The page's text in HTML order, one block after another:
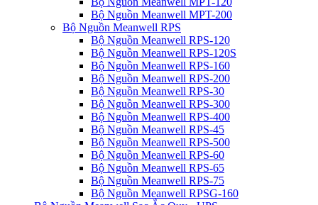
Bộ Nguồn Meanwell MPT-200
Bộ Nguồn Meanwell RPS
Bộ Nguồn Meanwell RPS-120
Bộ Nguồn Meanwell RPS-120S
Bộ Nguồn Meanwell RPS-160
Bộ Nguồn Meanwell RPS-200
Bộ Nguồn Meanwell RPS-30
Bộ Nguồn Meanwell RPS-300
Bộ Nguồn Meanwell RPS-400
Bộ Nguồn Meanwell RPS-45
Bộ Nguồn Meanwell RPS-500
Bộ Nguồn Meanwell RPS-60
Bộ Nguồn Meanwell RPS-65
Bộ Nguồn Meanwell RPS-75
Bộ Nguồn Meanwell RPSG-160